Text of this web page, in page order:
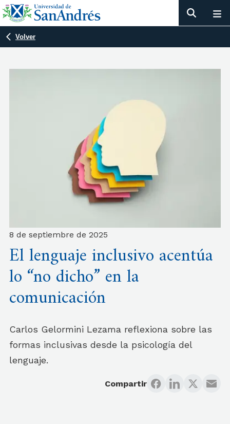
Volver
8 de septiembre de 2025
El lenguaje inclusivo acentúa
lo “no dicho” en la
comunicación
Carlos Gelormini Lezama reflexiona sobre las
formas inclusivas desde la psicología del
lenguaje.
Compartir